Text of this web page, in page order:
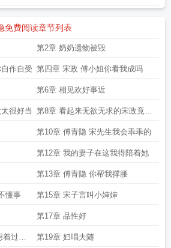
免费阅读章节列表
第2章 奶奶遗物被毁
作自受 第四章 宋政 傅小姐你看我成吗
第6章 相见欢好事近
很好当 第8章 看起来无欲无求的宋政竟然
还封建迷信
第10章 傅青隐 宋先生我会乖乖的
第12章 我的妻子在这我得陪着她
第13章 傅青隐 你帮我撑腰
懂事 第15章 宋子言叫小婶婶
第17章 品性好
着过一 第19章 妇唱夫随